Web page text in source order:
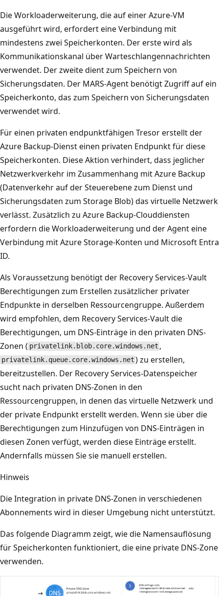
Die Workloaderweiterung, die auf einer Azure-VM
ausgeführt wird, erfordert eine Verbindung mit
mindestens zwei Speicherkonten. Der erste wird als
Kommunikationskanal über Warteschlangennachrichten
verwendet. Der zweite dient zum Speichern von
Sicherungsdaten. Der MARS-Agent benötigt Zugriff auf ein
Speicherkonto, das zum Speichern von Sicherungsdaten
verwendet wird.
Für einen privaten endpunktfähigen Tresor erstellt der
Azure Backup-Dienst einen privaten Endpunkt für diese
Speicherkonten. Diese Aktion verhindert, dass jeglicher
Netzwerkverkehr im Zusammenhang mit Azure Backup
(Datenverkehr auf der Steuerebene zum Dienst und
Sicherungsdaten zum Storage Blob) das virtuelle Netzwerk
verlässt. Zusätzlich zu Azure Backup-Clouddiensten
erfordern die Workloaderweiterung und der Agent eine
Verbindung mit Azure Storage-Konten und Microsoft Entra
ID.
Als Voraussetzung benötigt der Recovery Services-Vault
Berechtigungen zum Erstellen zusätzlicher privater
Endpunkte in derselben Ressourcengruppe. Außerdem
wird empfohlen, dem Recovery Services-Vault die
Berechtigungen, um DNS-Einträge in den privaten DNS-
Zonen ( privatelink.blob.core.windows.net ,
privatelink.queue.core.windows.net ) zu erstellen,
bereitzustellen. Der Recovery Services-Datenspeicher
sucht nach privaten DNS-Zonen in den
Ressourcengruppen, in denen das virtuelle Netzwerk und
der private Endpunkt erstellt werden. Wenn sie über die
Berechtigungen zum Hinzufügen von DNS-Einträgen in
diesen Zonen verfügt, werden diese Einträge erstellt.
Andernfalls müssen Sie sie manuell erstellen.
Hinweis
Die Integration in private DNS-Zonen in verschiedenen
Abonnements wird in dieser Umgebung nicht unterstützt.
Das folgende Diagramm zeigt, wie die Namensauflösung
für Speicherkonten funktioniert, die eine private DNS-Zone
verwenden.